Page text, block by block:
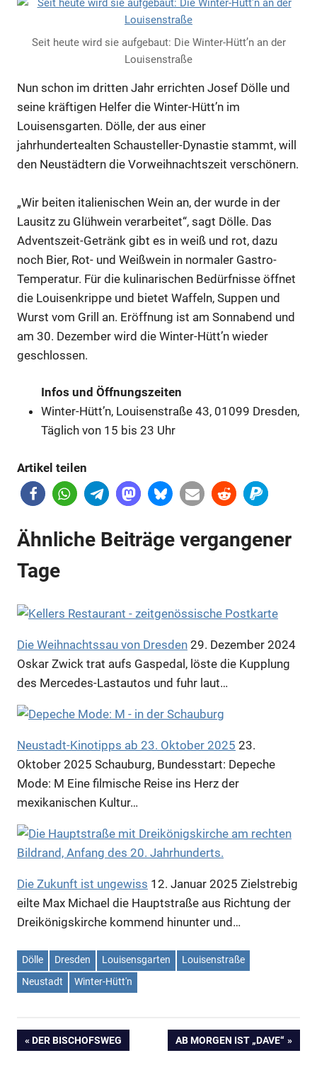
Seit heute wird sie aufgebaut: Die Winter-Hütt’n an der
Louisenstraße
Nun schon im dritten Jahr errichten Josef Dölle und
seine kräftigen Helfer die Winter-Hütt’n im
Louisensgarten. Dölle, der aus einer
jahrhundertealten Schausteller-Dynastie stammt, will
den Neustädtern die Vorweihnachtszeit verschönern.
„Wir beiten italienischen Wein an, der wurde in der
Lausitz zu Glühwein verarbeitet“, sagt Dölle. Das
Adventszeit-Getränk gibt es in weiß und rot, dazu
noch Bier, Rot- und Weißwein in normaler Gastro-
Temperatur. Für die kulinarischen Bedürfnisse öffnet
die Louisenkrippe und bietet Waffeln, Suppen und
Wurst vom Grill an. Eröffnung ist am Sonnabend und
am 30. Dezember wird die Winter-Hütt’n wieder
geschlossen.
Infos und Öffnungszeiten
Winter-Hütt’n, Louisenstraße 43, 01099 Dresden,
Täglich von 15 bis 23 Uhr
Artikel teilen
Ähnliche Beiträge vergangener
Tage
Die Weihnachtssau von Dresden 29. Dezember 2024
Oskar Zwick trat aufs Gaspedal, löste die Kupplung
des Mercedes-Lastautos und fuhr laut…
Neustadt-Kinotipps ab 23. Oktober 2025 23.
Oktober 2025 Schauburg, Bundesstart: Depeche
Mode: M Eine filmische Reise ins Herz der
mexikanischen Kultur…
Die Zukunft ist ungewiss 12. Januar 2025 Zielstrebig
eilte Max Michael die Hauptstraße aus Richtung der
Dreikönigskirche kommend hinunter und…
Dölle Dresden Louisensgarten
Louisenstraße
Neustadt
Winter-Hütt'n
VORHERIGER
DER BISCHOFSWEG
NÄCHSTER
AB MORGEN IST „DAVE“